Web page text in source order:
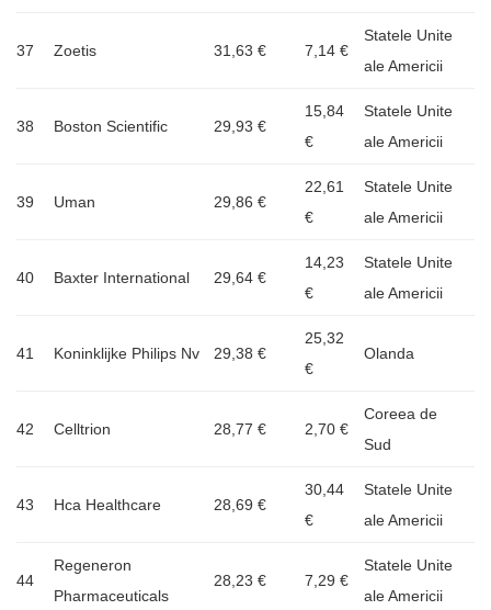
37 Zoetis 31,63 € 7,14 €
Statele Unite
ale Americii
38 Boston Scientific 29,93 €
15,84
€
Statele Unite
ale Americii
39 Uman 29,86 €
22,61
€
Statele Unite
ale Americii
40 Baxter International 29,64 €
14,23
€
Statele Unite
ale Americii
41 Koninklijke Philips Nv 29,38 €
25,32
€
Olanda
42 Celltrion 28,77 € 2,70 €
Coreea de
Sud
43 Hca Healthcare 28,69 €
30,44
€
Statele Unite
ale Americii
44
Regeneron
Pharmaceuticals
28,23 € 7,29 €
Statele Unite
ale Americii